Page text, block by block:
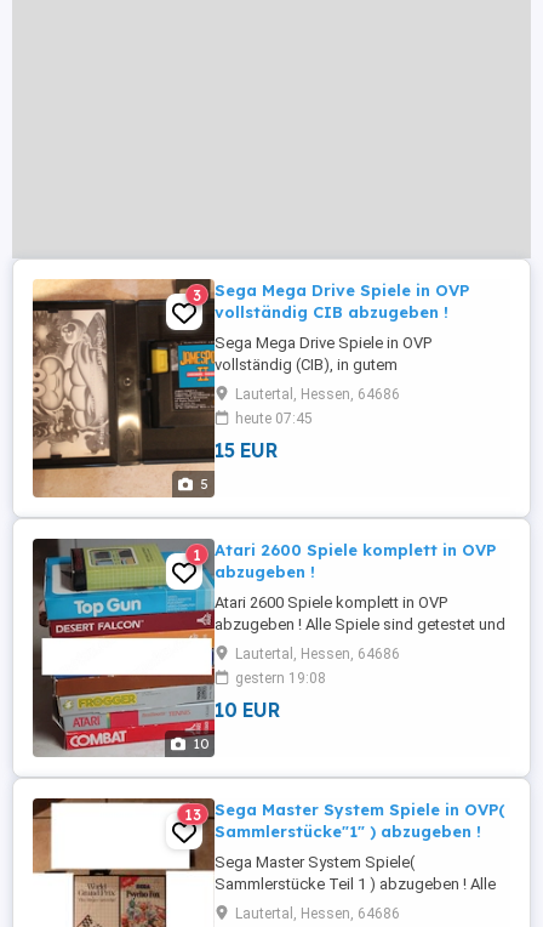
5
3
Sega Mega Drive Spiele in OVP
vollständig CIB abzugeben !
Sega Mega Drive Spiele in OVP
vollständig (CIB), in gutem
funktionsfähigem Zustand abzugeben !
Zustand siehe Bilder. Folgende Spiele
sind noch zu haben : Sonic 15,- James
Pond 2 18,- Jurassic Park Rampage
"Verkauft" World ...
Lautertal, Hessen, 64686
heute 07:45
15 EUR
10
1
Atari 2600 Spiele komplett in OVP
abzugeben !
Atari 2600 Spiele komplett in OVP
abzugeben ! Alle Spiele sind getestet und
laufen einwandfrei ,Zustand siehe Bilder .
Folgende Spiele sind noch zu haben :
Tennis "Real Sport" 10,-EUR Top Gun 20,-
EUR Combat 20,- EUR Desert Falcon 45,-
Lautertal, Hessen, 64686
gestern 19:08
10 EUR
13
Sega Master System Spiele in OVP(
Sammlerstücke"1" ) abzugeben !
Sega Master System Spiele(
Sammlerstücke Teil 1 ) abzugeben ! Alle
Spiele sind vollständig und
Lautertal, Hessen, 64686